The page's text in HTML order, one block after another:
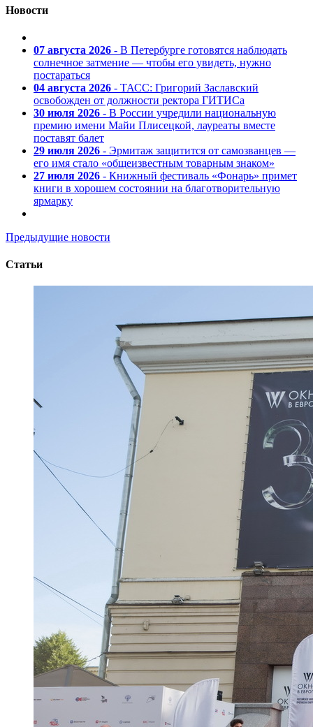
Новости
07 августа 2026 - В Петербурге готовятся наблюдать
солнечное затмение — чтобы его увидеть, нужно
постараться
04 августа 2026 - ТАСС: Григорий Заславский
освобожден от должности ректора ГИТИСа
30 июля 2026 - В России учредили национальную
премию имени Майи Плисецкой, лауреаты вместе
поставят балет
29 июля 2026 - Эрмитаж защитится от самозванцев —
его имя стало «общеизвестным товарным знаком»
27 июля 2026 - Книжный фестиваль «Фонарь» примет
книги в хорошем состоянии на благотворительную
ярмарку
Предыдущие новости
Статьи